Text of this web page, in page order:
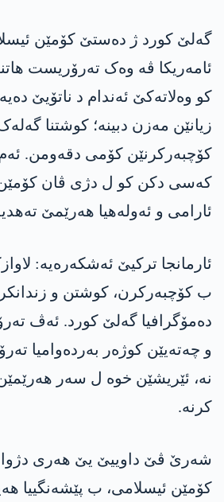
گەلێ کورد ژ دەستێ کۆمێن
ئامەریکا ڤە وەک تەرۆریست
کو وەلاتەکێ ئەندام د ناتۆیێ
زیانێن مەزن دبینە؛ کوشتنا
کۆچبەرکرنێن کۆمی دقەومن.
کەسی دکن کو ل دژی ڤان کۆمێن
ئارامی و ئەولەھیا ھەرێمێ
ئارمانجا ترکیێ ئەشکەرەیە:
ب کۆچبەرکرن، کوشتن و
دەمۆگرافیا گەلێ کورد. ئەڤ
و چەتەیێن کوژەر بەردەوامیا
نە، ئێریشێن خوە ل سەر
کرنە.
شەرێ ڤێ داوییێ یێ ھەری
کۆمێن ئیسلامی، ب پێشەنگییا